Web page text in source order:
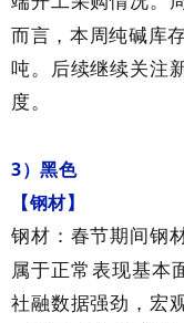
而言，本周纯碱库
吨。后续继续关注
度。
3）黑色
【钢材】
钢材：春节期间钢
属于正常表现基本
社融数据强劲，宏